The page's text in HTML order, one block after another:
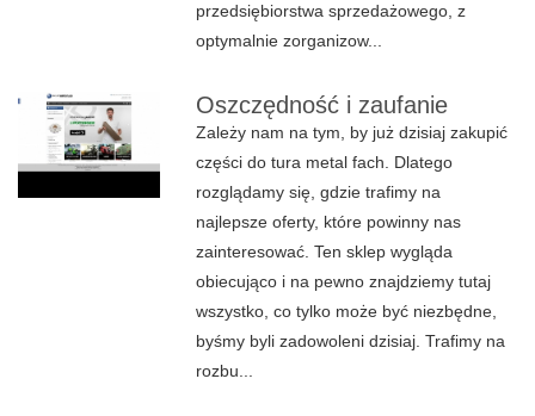
przedsiębiorstwa sprzedażowego, z
optymalnie zorganizow...
Oszczędność i zaufanie
Zależy nam na tym, by już dzisiaj zakupić
części do tura metal fach. Dlatego
rozglądamy się, gdzie trafimy na
najlepsze oferty, które powinny nas
zainteresować. Ten sklep wygląda
obiecująco i na pewno znajdziemy tutaj
wszystko, co tylko może być niezbędne,
byśmy byli zadowoleni dzisiaj. Trafimy na
rozbu...